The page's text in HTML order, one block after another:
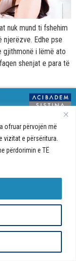
ofruar përvojën më
vizitat e përsëritura.
përdorimin e TË
nuk mund ti fshehim
Edhe pse
i lëmë ato
shenjat e para të
rreth
krijuar
ofrojë
në
Sistina - Bëhet
fjalë për jetën!
në ueb-faqe |